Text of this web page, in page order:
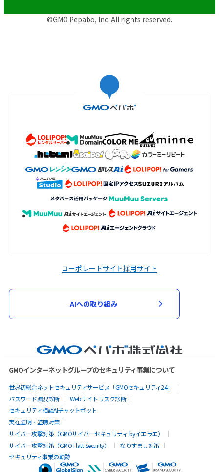
©GMO Pepabo, Inc. All rights reserved.
コーポレートサイト採用サイト
AIへの取り組み
GMOインターネットグループのセキュリティ事業について
世界初総合ネットセキュリティサービス「GMOセキュリティ24」
パスワード漏洩診断
Webサイトリスク診断
セキュリティ相談AIチャットボット
実在証明・盗聴対策
サイバー攻撃対策（GMOサイバーセキュリティ byイエラエ）
サイバー攻撃対策（GMO Flatt Security）
なりすまし対策
セキュリティ事業の軌跡